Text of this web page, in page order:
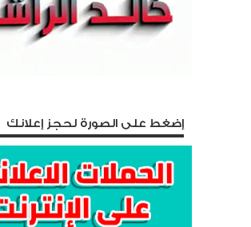
إضغط على الصورة لحجز إعلانك